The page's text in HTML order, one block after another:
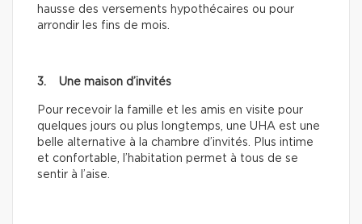
hausse des versements hypothécaires ou pour
arrondir les fins de mois.
3. Une maison d’invités
Pour recevoir la famille et les amis en visite pour
quelques jours ou plus longtemps, une UHA est une
belle alternative à la chambre d’invités. Plus intime
et confortable, l’habitation permet à tous de se
sentir à l’aise.